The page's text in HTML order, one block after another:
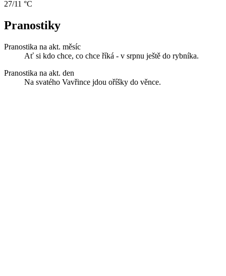
27/11 °C
Pranostiky
Pranostika na akt. měsíc
Ať si kdo chce, co chce říká - v srpnu ještě do rybníka.
Pranostika na akt. den
Na svatého Vavřince jdou oříšky do věnce.